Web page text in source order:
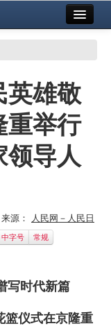
英雄敬
重举行
领导人
来源：
人民网－人民日
中字号 常规
写时代新篇
篮仪式在京隆重